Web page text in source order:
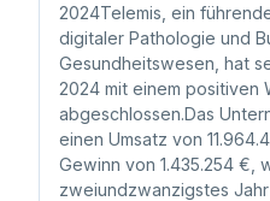
2024Telemis, ein
digitaler Pathologie und
Gesundheitswesen, hat
2024 mit einem positiven
abgeschlossen.Das
einen Umsatz von
Gewinn von 1.435.254 €,
zweiundzwanzigstes